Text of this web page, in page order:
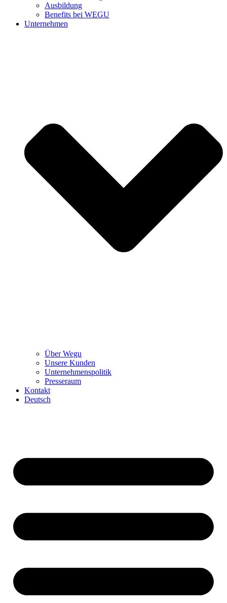
Ausbildung
Benefits bei WEGU
Unternehmen
Über Wegu
Unsere Kunden
Unternehmenspolitik
Presseraum
Kontakt
Deutsch